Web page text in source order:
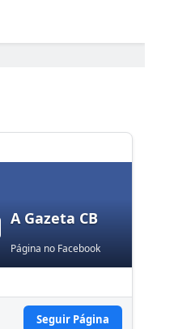
A Gazeta CB
Página no Facebook
Seguir Página